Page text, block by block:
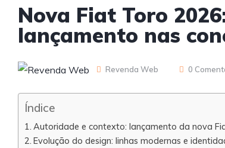
Nova Fiat Toro
lançamento nas
Revenda Web 0
Índice
Autoridade e contexto: lançamento da nova
Evolução do design: linhas modernas e